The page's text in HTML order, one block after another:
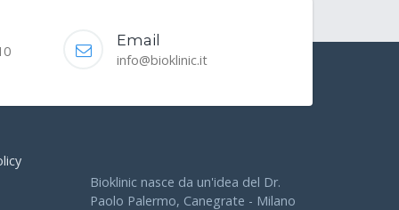
Email
info@bioklinic.it
Bioklinic nasce da un'idea del Dr.
Paolo Palermo, Canegrate - Milano